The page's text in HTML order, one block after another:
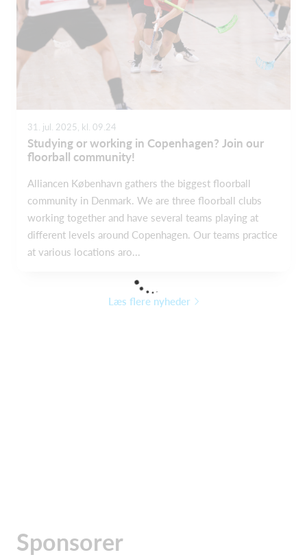
31. jul. 2025, kl. 09.24
Studying or working in Copenhagen? Join our
floorball community!
Alliancen København gathers the biggest floorball
community in Denmark. We are three floorball clubs
working together and have several teams playing at
different levels around Copenhagen. Our teams practice
at various locations aro...
Læs flere nyheder
Sponsorer